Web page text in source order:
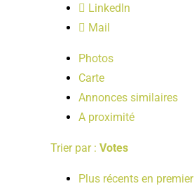
LinkedIn
Mail
Photos
Carte
Annonces similaires
A proximité
Trier par : Votes
Plus récents en premier